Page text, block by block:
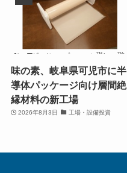
味の素、岐阜県可児市に半
導体パッケージ向け層間絶
縁材料の新工場
2026年8月3日 工場・設備投資